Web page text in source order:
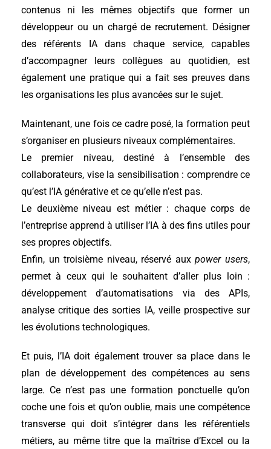
contenus ni les mêmes objectifs que former un
développeur ou un chargé de recrutement. Désigner
des référents IA dans chaque service, capables
d’accompagner leurs collègues au quotidien, est
également une pratique qui a fait ses preuves dans
les organisations les plus avancées sur le sujet.
Maintenant, une fois ce cadre posé, la formation peut
s’organiser en plusieurs niveaux complémentaires.
Le premier niveau, destiné à l’ensemble des
collaborateurs, vise la sensibilisation : comprendre ce
qu’est l’IA générative et ce qu’elle n’est pas.
Le deuxième niveau est métier : chaque corps de
l’entreprise apprend à utiliser l’IA à des fins utiles pour
ses propres objectifs.
Enfin, un troisième niveau, réservé auxpower users,
permet à ceux qui le souhaitent d’aller plus loin :
développement d’automatisations via des APIs,
analyse critique des sorties IA, veille prospective sur
les évolutions technologiques.
Et puis, l’IA doit également trouver sa place dans le
plan de développement des compétences au sens
large. Ce n’est pas une formation ponctuelle qu’on
coche une fois et qu’on oublie, mais une compétence
transverse qui doit s’intégrer dans les référentiels
métiers, au même titre que la maîtrise d’Excel ou la